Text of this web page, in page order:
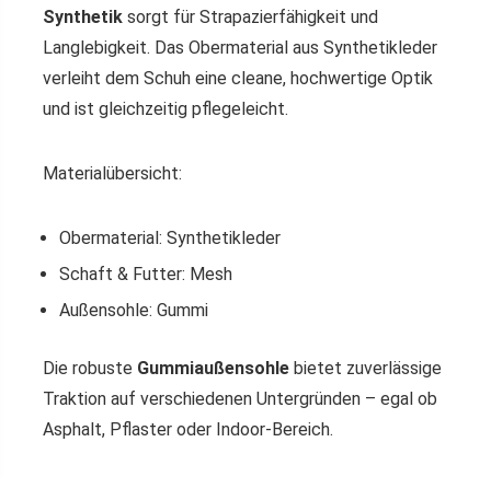
Synthetik sorgt für Strapazierfähigkeit und
Langlebigkeit. Das Obermaterial aus Synthetikleder
verleiht dem Schuh eine cleane, hochwertige Optik
und ist gleichzeitig pflegeleicht.
Materialübersicht:
Obermaterial: Synthetikleder
Schaft & Futter: Mesh
Außensohle: Gummi
Die robuste Gummiaußensohle bietet zuverlässige
Traktion auf verschiedenen Untergründen – egal ob
Asphalt, Pflaster oder Indoor-Bereich.